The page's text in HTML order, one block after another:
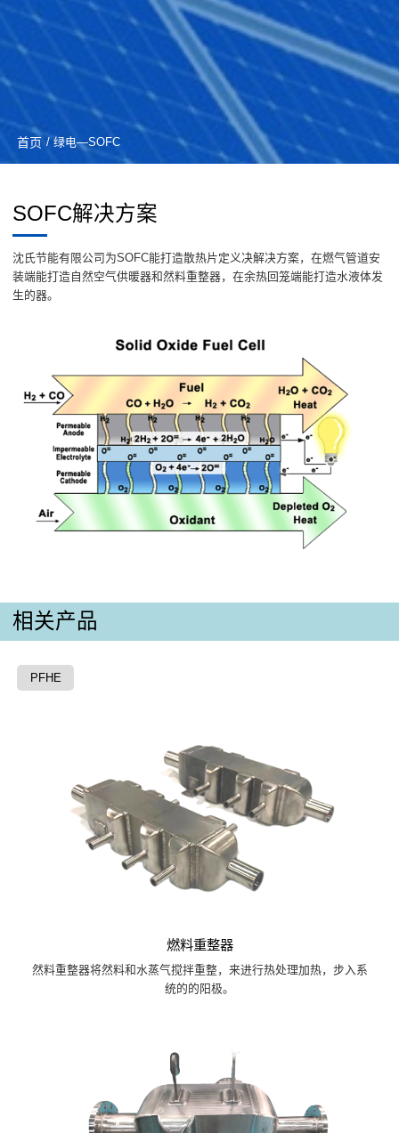
首页 / 绿电—SOFC
SOFC解决方案
沈氏节能有限公司为SOFC能打造散热片定义决解决方案，在燃气管道安
装端能打造自然空气供暖器和然料重整器，在余热回笼端能打造水液体发
生的器。
相关产品
PFHE
燃料重整器
然料重整器将然料和水蒸气搅拌重整，来进行热处理加热，步入系
统的的阳极。